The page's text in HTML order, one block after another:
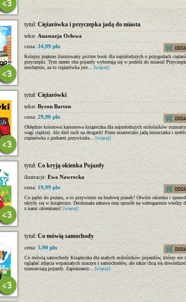
tytuł: Ciężarówka i przyczepka jadą do miasta
tekst: Anastazja Orłowa
cena: 34,99 pln
Kolejny pięknie ilustrowany picture book dla najmłodszych o przygodach
przyczepki. Tym razem oba pojazdy wybierają się w podróż do miasta!
niechętnie, za to ciężarówka jest... [więcej]
tytuł: Ciężarówki
tekst: Byron Barton
cena: 29,90 pln
Obłędnie kolorowa kartonowa książeczka dla najmłodszych miłośników
wagi ciężkiej. Ale dziś ruch na drogach! Przez miasteczko jadą śmieciarka i
ciężarówka z piekarni przywiozła... [więcej]
tytuł: Co kryją okienka Pojazdy
ilustracje: Ewa Nawrocka
cena: 19,99 pln
Co pędzi do pożaru, a co przywiezie na budowę piasek? Otwórz okienka i
ukryły się w książeczce. Doskonała zabawa oraz sposób na wzbogacenie wiedzy
z nami okienkami! [więcej]
tytuł: Co mówią samochody
cena: 5,90 pln
Co mówią samochody Książeczka dla małych miłośników pojazdów, którzy
oglądać zdjęcia wspaniałych maszyn i samochodów, ale także chcą się
rozmawiają pojazdy. Zapraszamy...[więcej]